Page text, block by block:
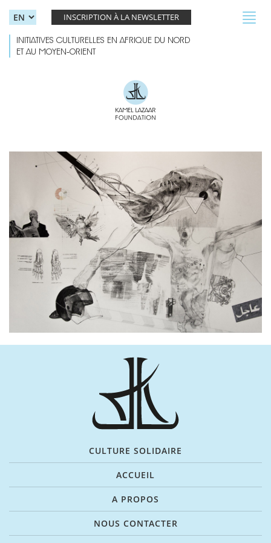
INSCRIPTION À LA NEWSLETTER
INITIATIVES CULTURELLES EN AFRIQUE DU NORD
ET AU MOYEN-ORIENT
CULTURE SOLIDAIRE
ACCUEIL
A PROPOS
NOUS CONTACTER